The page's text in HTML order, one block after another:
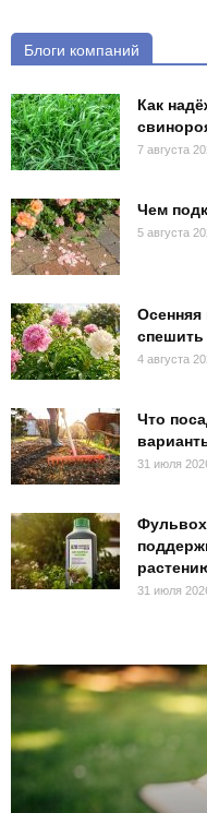
Блоги компаний
Как
7 августа
Чем
5 августа
Осенняя
спешить
4 августа
Что
31 июля
31 июля